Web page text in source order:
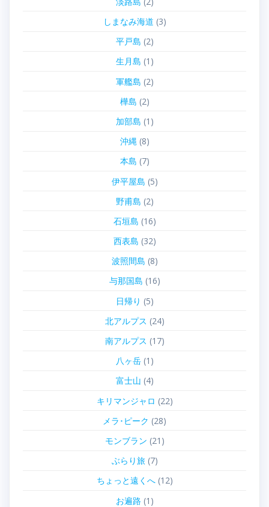
しまなみ海道 (3)
平戸島 (2)
生月島 (1)
軍艦島 (2)
樺島 (2)
加部島 (1)
沖縄(8)
本島 (7)
伊平屋島 (5)
野甫島 (2)
石垣島 (16)
西表島 (32)
波照間島 (8)
与那国島 (16)
日帰り (5)
北アルプス (24)
南アルプス (17)
八ヶ岳(1)
富士山 (4)
キリマンジャロ (22)
メラ･ピーク (28)
モンブラン (21)
ぶらり旅(7)
ちょっと遠くへ(12)
お遍路 (1)